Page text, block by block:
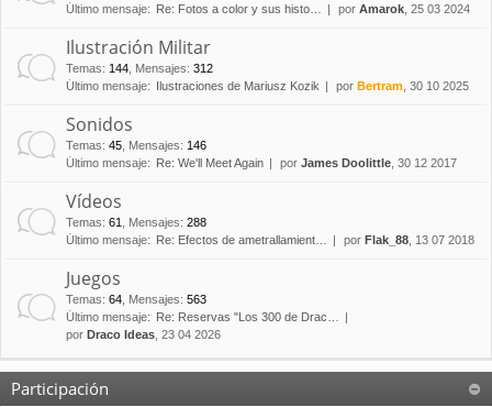
Último mensaje:
Re: Fotos a color y sus histo… por Amarok , 25 03 2024
Ilustración Militar
Temas: 144 Mensajes: 312
Último mensaje:
Ilustraciones de Mariusz Kozik por Bertram , 30 10 2025
Sonidos
Temas: 45 Mensajes: 146
Último mensaje:
Re: We'll Meet Again por James Doolittle , 30 12 2017
Vídeos
Temas: 61 Mensajes: 288
Último mensaje:
Re: Efectos de ametrallamient… por Flak_88 , 13 07 2018
Juegos
Temas: 64 Mensajes: 563
Último mensaje:
Re: Reservas "Los 300 de Drac…
por Draco Ideas , 23 04 2026
Participación